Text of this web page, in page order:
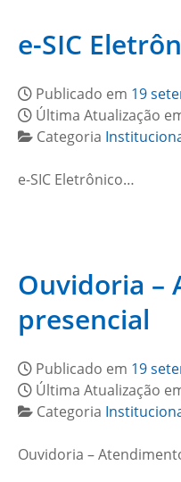
e-SIC
Publicado em 19
Última Atualização
Categoria
e-SIC Eletrônico…
Ouvidoria –
presencial
Publicado em 19
Última Atualização
Categoria
Ouvidoria –